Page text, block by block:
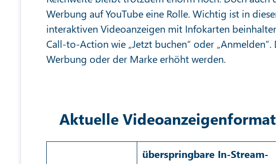
Werbung auf YouTube eine Rolle. Wichtig ist in
interaktiven Videoanzeigen mit Infokarten
Call-to-Action wie „Jetzt buchen“ oder
Werbung oder der Marke erhöht werden.
Aktuelle
überspringbare In-Stream-